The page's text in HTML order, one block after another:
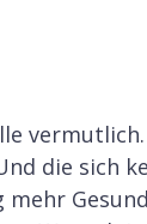
die sich
mehr